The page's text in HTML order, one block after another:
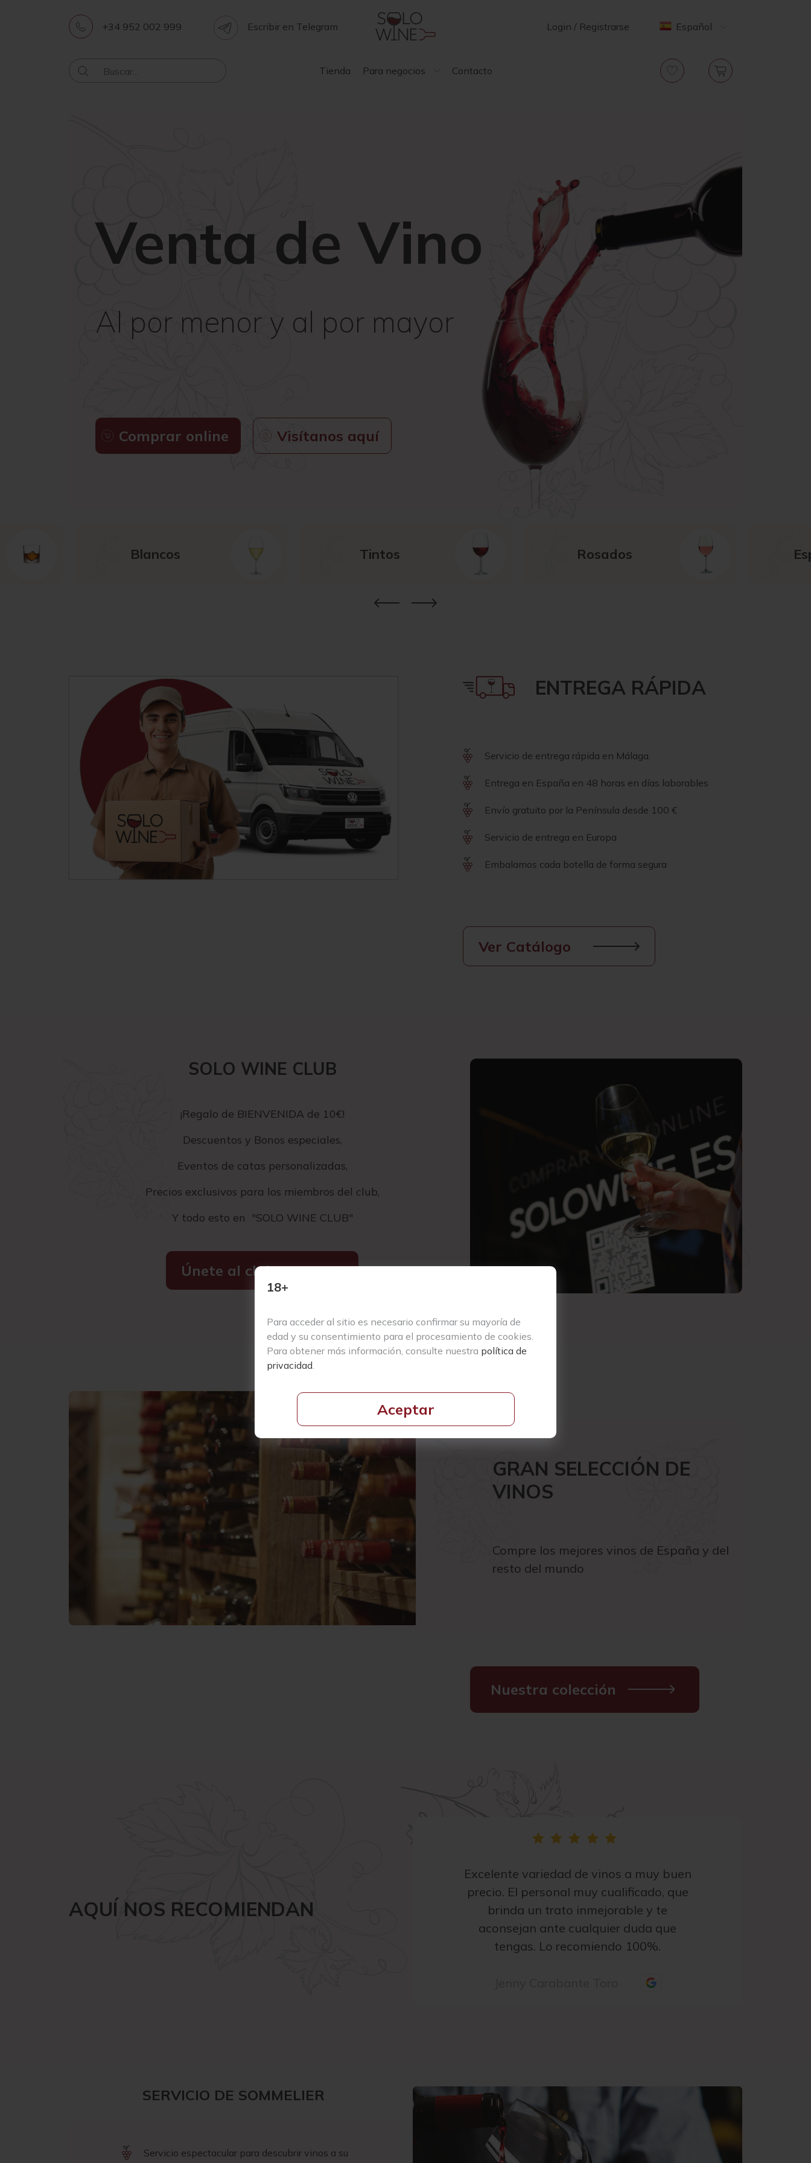
18+
Para acceder al sitio es necesario confirmar su mayoría de
edad y su consentimiento para el procesamiento de cookies.
Para obtener más información, consulte nuestra política de
privacidad
Aceptar
+34 952 002 999 Escribir en Telegram Login / Registrarse Español
Tienda Para negocios Contacto
Venta de Vino
Al por menor y al por mayor
Comprar online Visítanos aquí
Blancos Tintos Rosados
ENTREGA RÁPIDA
Servicio de entrega rápida en Málaga.
Entrega en España en 48 horas en días laborables
Envío gratuito por la Península desde 100 €
Servicio de entrega en Europa
Embalamos cada botella de forma segura
Ver Catálogo
SOLO WINE CLUB
¡Regalo de BIENVENIDA de 10€!
Descuentos y Bonos especiales,
Eventos de catas personalizadas,
Precios exclusivos para los miembros del club,
Y todo esto en "SOLO WINE CLUB"
Únete al club
GRAN SELECCIÓN DE
VINOS
Compre los mejores vinos de España y del
resto del mundo
Nuestra colección
AQUÍ NOS RECOMIENDAN
Excelente variedad de vinos a muy buen
precio. El personal muy cualificado, que
brinda un trato inmejorable y te
aconsejan ante cualquier duda que
tengas. Lo recomiendo 100%.
SERVICIO DE SOMMELIER
Servicio espectacular para descubrir vinos a su